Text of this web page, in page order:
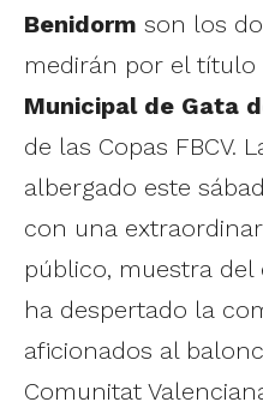
Benidorm son los
medirán por el título
Municipal de Gata
de las Copas FBCV.
albergado este
con una
público, muestra
ha despertado la
aficionados al
Comunitat